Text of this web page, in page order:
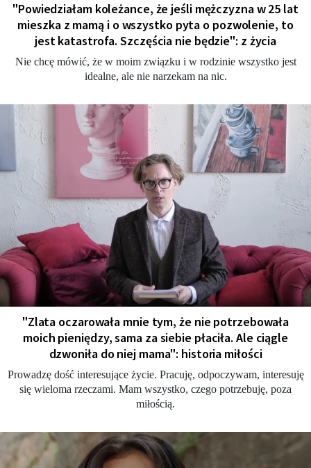
"Powiedziałam koleżance, że jeśli mężczyzna w 25 lat
mieszka z mamą i o wszystko pyta o pozwolenie, to
jest katastrofa. Szczęścia nie będzie": z życia
Nie chcę mówić, że w moim związku i w rodzinie wszystko jest
idealne, ale nie narzekam na nic.
"Zlata oczarowała mnie tym, że nie potrzebowała
moich pieniędzy, sama za siebie płaciła. Ale ciągle
dzwoniła do niej mama": historia miłości
Prowadzę dość interesujące życie. Pracuję, odpoczywam, interesuję
się wieloma rzeczami. Mam wszystko, czego potrzebuję, poza
miłością.